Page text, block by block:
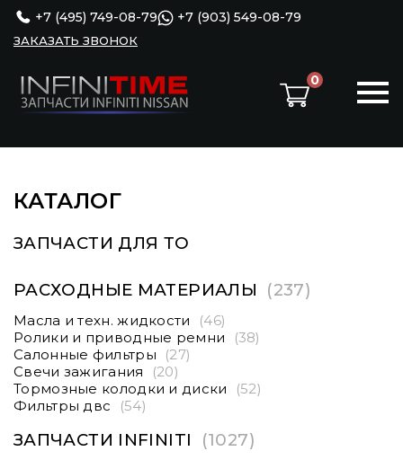
+7 (495) 749-08-79 +7 (903) 549-08-79
ЗАКАЗАТЬ ЗВОНОК
0
КАТАЛОГ
ЗАПЧАСТИ ДЛЯ ТО
РАСХОДНЫЕ МАТЕРИАЛЫ (237)
Масла и техн. жидкости
(46)
Ролики и приводные ремни
(38)
Салонные фильтры
(27)
Свечи зажигания
(20)
Тормозные колодки и диски
(52)
Фильтры двс
(54)
ЗАПЧАСТИ INFINITI (1027)